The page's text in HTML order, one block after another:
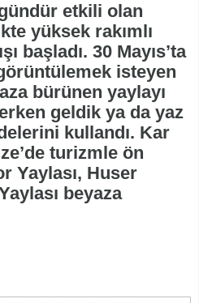
etkili olan
yüksek rakımlı
başladı. 30 Mayıs’ta
isteyen
bürünen yaylayı
geldik ya da yaz
kullandı. Kar
turizmle ön
Yaylası, Huser
beyaza